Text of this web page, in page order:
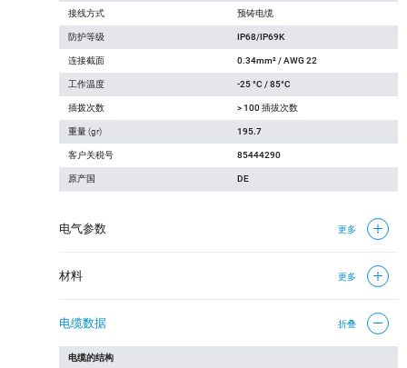
接线方式 预铸电缆
防护等级 IP68/IP69K
连接截面 0.34mm² / AWG 22
工作温度 -25 °C / 85°C
插拨次数 > 100 插拔次数
重量 (gr) 195.7
客户关税号 85444290
原产国 DE
电气参数 更多
材料 更多
电缆数据 折叠
电缆的结构